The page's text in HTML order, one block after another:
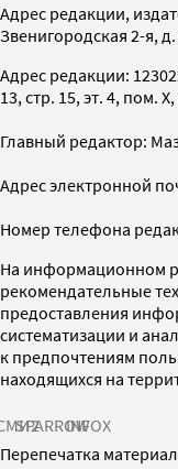
Адрес редакции,
Звенигородская 2-я, д.
Адрес редакции:
13, стр. 15, эт. 4, пом.
Главный редактор:
Адрес электронной
Номер телефона
На информационном
рекомендательные
предоставления
систематизации и
к предпочтениям
находящихся на
SPARROWINFOX
Перепечатка